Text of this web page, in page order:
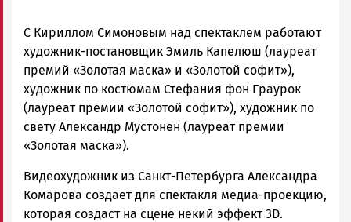
С Кириллом Симоновым над спектаклем работают
художник-постановщик Эмиль Капелюш (лауреат
премий «Золотая маска» и «Золотой софит»),
художник по костюмам Стефания фон Граурок
(лауреат премии «Золотой софит»), художник по
свету Александр Мустонен (лауреат премии
«Золотая маска»).
Видеохудожник из Санкт-Петербурга Александра
Комарова создает для спектакля медиа-проекцию,
которая создаст на сцене некий эффект 3D.